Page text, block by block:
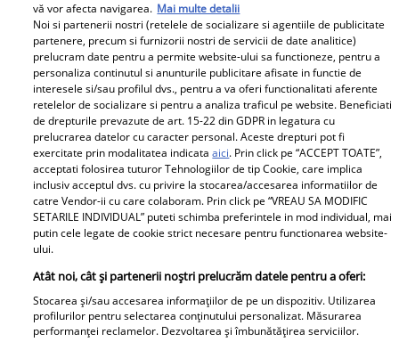
vă vor afecta navigarea. Mai multe detalii
Noi si partenerii nostri (retelele de socializare si agentiile de publicitate
partenere, precum si furnizorii nostri de servicii de date analitice)
prelucram date pentru a permite website-ului sa functioneze, pentru a
personaliza continutul si anunturile publicitare afisate in functie de
interesele si/sau profilul dvs., pentru a va oferi functionalitati aferente
retelelor de socializare si pentru a analiza traficul pe website. Beneficiati
de drepturile prevazute de art. 15-22 din GDPR in legatura cu
prelucrarea datelor cu caracter personal. Aceste drepturi pot fi
exercitate prin modalitatea indicataaici. Prin click pe “ACCEPT TOATE”,
acceptati folosirea tuturor Tehnologiilor de tip Cookie, care implica
inclusiv acceptul dvs. cu privire la stocarea/accesarea informatiilor de
catre Vendor-ii cu care colaboram. Prin click pe “VREAU SA MODIFIC
SETARILE INDIVIDUAL” puteti schimba preferintele in mod individual, mai
putin cele legate de cookie strict necesare pentru functionarea website-
ului.
Atât noi, cât și partenerii noștri prelucrăm datele pentru a oferi:
Stocarea și/sau accesarea informațiilor de pe un dispozitiv. Utilizarea
profilurilor pentru selectarea conținutului personalizat. Măsurarea
performanței reclamelor. Dezvoltarea și îmbunătățirea serviciilor.